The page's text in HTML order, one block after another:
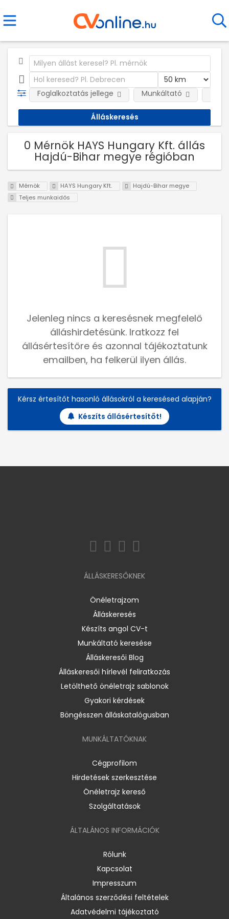
Foglalkoztatás jellege Munkáltató
0 Mérnök HAYS Hungary Kft. állás
Hajdú-Bihar megye régióban
Mérnök HAYS Hungary Kft.
Hajdú-Bihar megye
Teljes munkaidős
Jelenleg nincs a keresésnek megfelelő
álláshirdetésünk. Iratkozz fel
állásértesítőre és azonnal tájékoztatunk
emailben, ha felkerül ilyen állás.
Kérsz értesítőt hasonló állásokról a keresésed alapján?
Készíts állásértesítőt!
ÁLLÁSKERESŐKNEK
Önéletrajzom
Álláskeresés
Készíts angol CV-t
Munkáltató keresése
Álláskeresői Blog
Álláskeresői hírlevél feliratkozás
Letölthető önéletrajz sablonok
Gyakori kérdések
Böngésszen álláskatalógusban
MUNKÁLTATÓKNAK
Cégprofilom
Hirdetések szerkesztése
Önéletrajz kereső
Szolgáltatások
ÁLTALÁNOS INFORMÁCIÓK
Rólunk
Kapcsolat
Impresszum
Általános szerződési feltételek
Adatvédelmi tájékoztató